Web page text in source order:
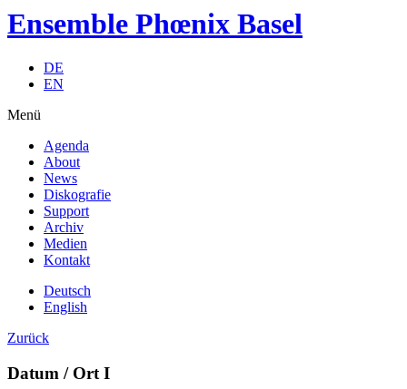
Ensemble Phœnix Basel
DE
EN
Menü
Agenda
About
News
Diskografie
Support
Archiv
Medien
Kontakt
Deutsch
English
Zurück
Datum / Ort I